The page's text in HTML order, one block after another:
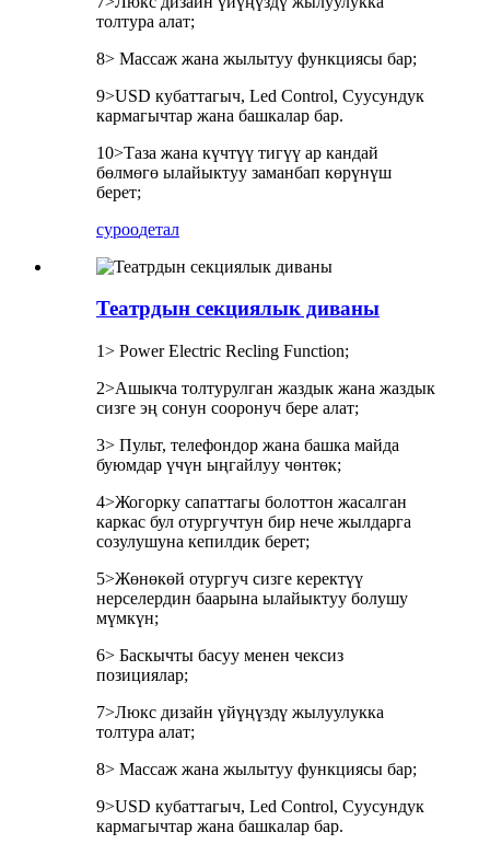
толтура алат;
8> Массаж жана жылытуу функциясы бар;
9>USD кубаттагыч, Led Control, Суусундук
кармагычтар жана башкалар бар.
10>Таза жана күчтүү тигүү ар кандай
бөлмөгө ылайыктуу заманбап көрүнүш
берет;
суроодетал
Театрдын секциялык диваны
1> Power Electric Recling Function;
2>Ашыкча толтурулган жаздык жана жаздык
сизге эң сонун сооронуч бере алат;
3> Пульт, телефондор жана башка майда
буюмдар үчүн ыңгайлуу чөнтөк;
4>Жогорку сапаттагы болоттон жасалган
каркас бул отургучтун бир нече жылдарга
созулушуна кепилдик берет;
5>Жөнөкөй отургуч сизге керектүү
нерселердин баарына ылайыктуу болушу
мүмкүн;
6> Баскычты басуу менен чексиз
позициялар;
7>Люкс дизайн үйүңүздү жылуулукка
толтура алат;
8> Массаж жана жылытуу функциясы бар;
9>USD кубаттагыч, Led Control, Суусундук
кармагычтар жана башкалар бар.